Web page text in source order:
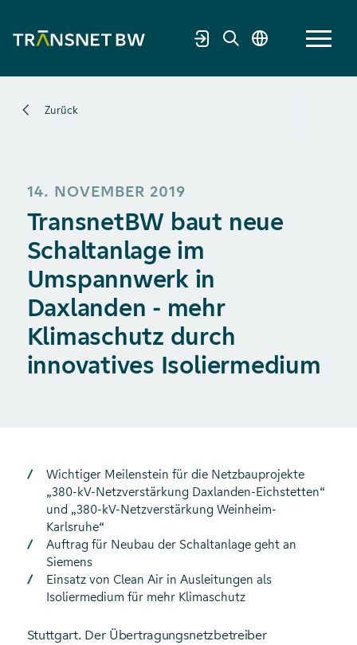
Zurück
14. NOVEMBER 2019
TransnetBW baut neue
Schaltanlage im
Umspannwerk in
Daxlanden - mehr
Klimaschutz durch
innovatives Isoliermedium
Wichtiger Meilenstein für die Netzbauprojekte
„380-kV-Netzverstärkung Daxlanden-Eichstetten“
und „380-kV-Netzverstärkung Weinheim-
Karlsruhe“
Auftrag für Neubau der Schaltanlage geht an
Siemens
Einsatz von Clean Air in Ausleitungen als
Isoliermedium für mehr Klimaschutz
Stuttgart. Der Übertragungsnetzbetreiber